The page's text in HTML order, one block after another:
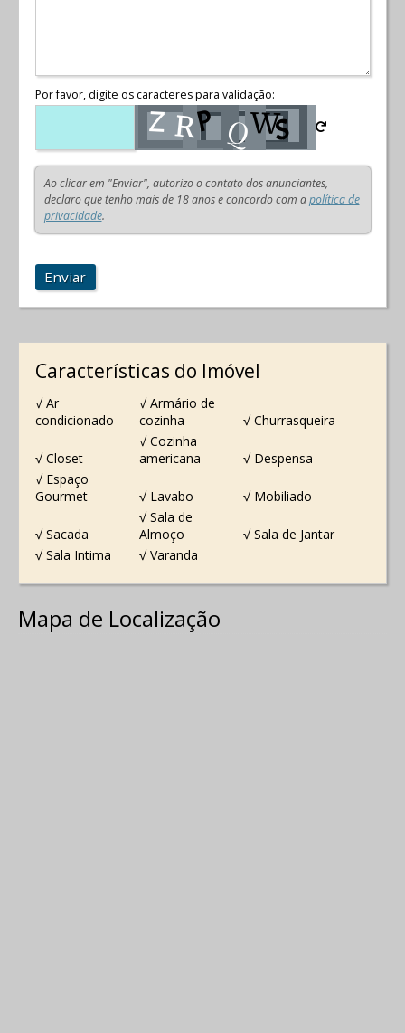
Por favor, digite os caracteres para validação:
Ao clicar em "Enviar", autorizo o contato dos anunciantes,
declaro que tenho mais de 18 anos e concordo com apolítica de
privacidade.
Enviar
Características do Imóvel
√ Ar
condicionado
√ Armário de
cozinha
√ Churrasqueira
√ Closet
√ Cozinha
americana
√ Despensa
√ Espaço
Gourmet
√ Lavabo √ Mobiliado
√ Sacada
√ Sala de
Almoço
√ Sala de Jantar
√ Sala Intima
√ Varanda
Mapa de Localização